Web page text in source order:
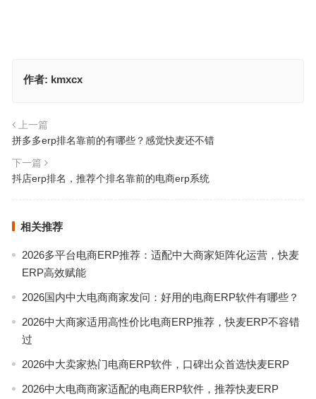
作者: kmxcx
上一篇
拼多多erp排名靠前的有哪些？感觉快麦还不错
下一篇
抖店erp排名，推荐个排名靠前的电商erp系统
相关推荐
2026多平台电商ERP推荐：适配中大商家矩阵化运营，快麦
ERP高效赋能
2026国内中大电商商家发问：好用的电商ERP软件有哪些？
2026中大商家适用高性价比电商ERP推荐，快麦ERP不容错
过
2026中大卖家热门电商ERP软件，口碑出众首选快麦ERP
2026中大电商商家适配的电商ERP软件，推荐快麦ERP